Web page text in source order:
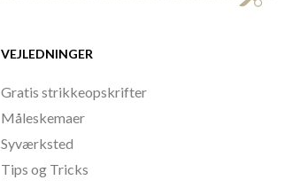
VEJLEDNINGER
Gratis strikkeopskrifter
Måleskemaer
Syværksted
Tips og Tricks